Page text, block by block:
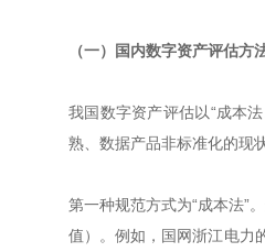
（一）国内数字资产评估方
我国数字资产评估以“成本
熟、数据产品非标准化的现
第一种规范方式为“成本法”
值）。例如，国网浙江电力